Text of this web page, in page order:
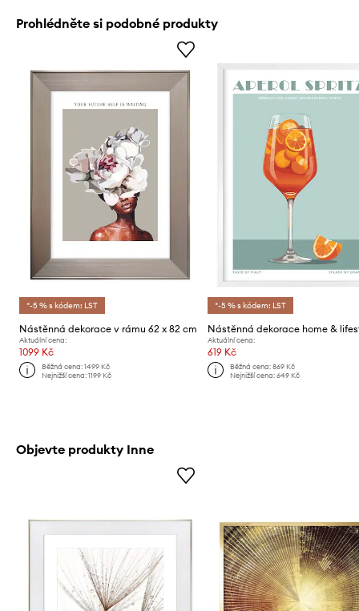
Prohlédněte si podobné produkty
*-5 % s kódem: LST
Nástěnná dekorace v rámu 62 x 82 cm
Aktuální cena:
1099 Kč
Běžná cena:1499 Kč
Nejnižší cena:1199 Kč
*-5 % s kódem: LST
Aktuální cena:
619 Kč
Běžná cena: 869 Kč
Nejnižší cena: 649 Kč
Objevte produkty Inne